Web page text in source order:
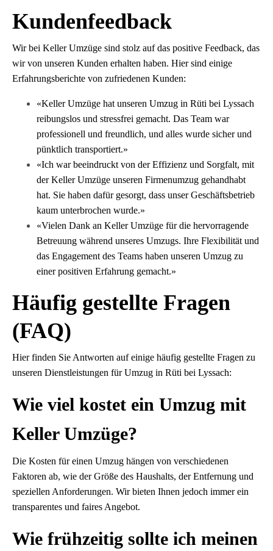
Kundenfeedback
Wir bei Keller Umzüge sind stolz auf das positive Feedback, das
wir von unseren Kunden erhalten haben. Hier sind einige
Erfahrungsberichte von zufriedenen Kunden:
«Keller Umzüge hat unseren Umzug in Rüti bei Lyssach
reibungslos und stressfrei gemacht. Das Team war
professionell und freundlich, und alles wurde sicher und
pünktlich transportiert.»
«Ich war beeindruckt von der Effizienz und Sorgfalt, mit
der Keller Umzüge unseren Firmenumzug gehandhabt
hat. Sie haben dafür gesorgt, dass unser Geschäftsbetrieb
kaum unterbrochen wurde.»
«Vielen Dank an Keller Umzüge für die hervorragende
Betreuung während unseres Umzugs. Ihre Flexibilität und
das Engagement des Teams haben unseren Umzug zu
einer positiven Erfahrung gemacht.»
Häufig gestellte Fragen
(FAQ)
Hier finden Sie Antworten auf einige häufig gestellte Fragen zu
unseren Dienstleistungen für Umzug in Rüti bei Lyssach:
Wie viel kostet ein Umzug mit
Keller Umzüge?
Die Kosten für einen Umzug hängen von verschiedenen
Faktoren ab, wie der Größe des Haushalts, der Entfernung und
speziellen Anforderungen. Wir bieten Ihnen jedoch immer ein
transparentes und faires Angebot.
Wie frühzeitig sollte ich meinen